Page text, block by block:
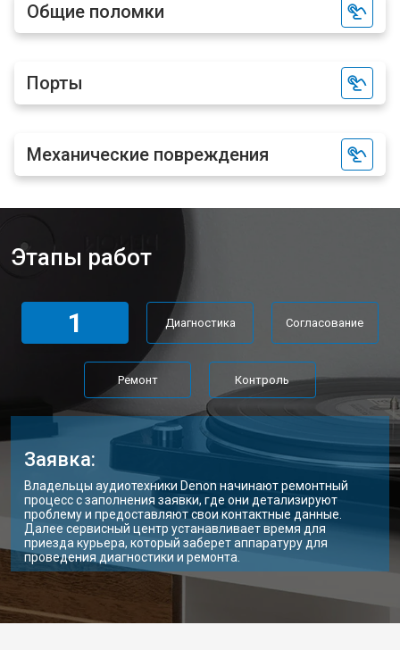
Общие поломки
Порты
Механические повреждения
Этапы работ
1 Диагностика Согласование
Ремонт Контроль
Заявка:
Владельцы аудиотехники Denon начинают ремонтный
процесс с заполнения заявки, где они детализируют
проблему и предоставляют свои контактные данные.
Далее сервисный центр устанавливает время для
приезда курьера, который заберет аппаратуру для
проведения диагностики и ремонта.